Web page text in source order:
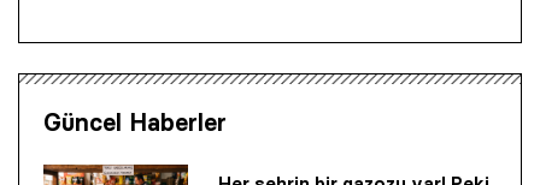
Güncel Haberler